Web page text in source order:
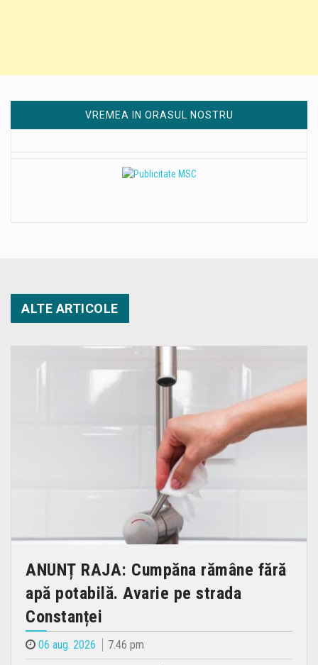
VREMEA IN ORASUL NOSTRU
ALTE ARTICOLE
ANUNȚ RAJA: Cumpăna rămâne fără
apă potabilă. Avarie pe strada
Constanței
06 aug. 2026 7.46 pm